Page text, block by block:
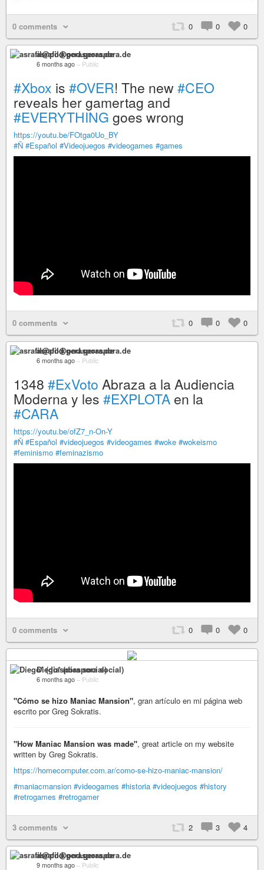
0 comments 0 0 0
asrafil@pod.geraspora.de
6 months ago – Public
#Xbox is #OVER! The new#CEO
reveals her gamertag and
#EVERYTHING goes wrong
https://youtu.be/FOtga0Uo_BY
#Ñ #Español #Videojuegos #videogames #games
0 comments 0 0 0
asrafil@pod.geraspora.de
6 months ago – Public
1348 #ExVoto Abraza a la Audiencia
Moderna y les #EXPLOTA en la
#CARA
https://youtu.be/ofZ7_n-On-Y
#Ñ #Español #videojuegos #videogames #woke #wokeismo
#feminismo #feminazismo
0 comments 0 0 0
Diego* (diaspora social)
6 months ago – Public
"Cómo se hizo Maniac Mansion", gran artículo en mi página web
escrito por Greg Sokratis.
"How Maniac Mansion was made", great article on my website
written by Greg Sokratis.
https://homecomputer.com.ar/como-se-hizo-maniac-mansion/
#maniacmansion #videogames #historia #videojuegos #history
#retrogames #retrogamer
3 comments 2 3 4
asrafil@pod.geraspora.de
9 months ago – Public